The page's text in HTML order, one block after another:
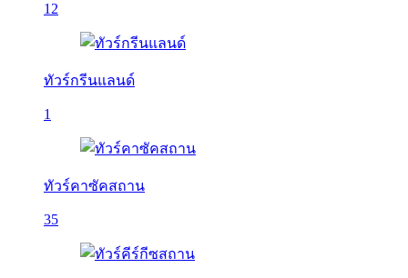
12
ทัวร์กรีนแลนด์
1
ทัวร์คาซัคสถาน
35